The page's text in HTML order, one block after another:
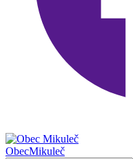
ObecMikuleč